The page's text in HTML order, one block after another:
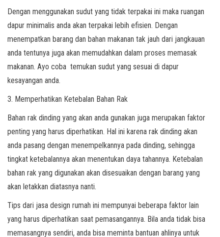
Dengan menggunakan sudut yang tidak terpakai ini maka ruangan
dapur minimalis anda akan terpakai lebih efisien. Dengan
menempatkan barang dan bahan makanan tak jauh dari jangkauan
anda tentunya juga akan memudahkan dalam proses memasak
makanan. Ayo coba temukan sudut yang sesuai di dapur
kesayangan anda.
3. Memperhatikan Ketebalan Bahan Rak
Bahan rak dinding yang akan anda gunakan juga merupakan faktor
penting yang harus diperhatikan. Hal ini karena rak dinding akan
anda pasang dengan menempelkannya pada dinding, sehingga
tingkat ketebalannya akan menentukan daya tahannya. Ketebalan
bahan rak yang digunakan akan disesuaikan dengan barang yang
akan letakkan diatasnya nanti.
Tips dari jasa design rumah ini mempunyai beberapa faktor lain
yang harus diperhatikan saat pemasangannya. Bila anda tidak bisa
memasangnya sendiri, anda bisa meminta bantuan ahlinya untuk